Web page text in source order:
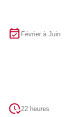
Février à Juin
22 heures